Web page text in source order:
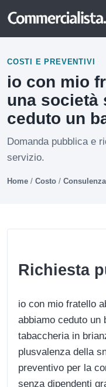
COSTI E PREVENTIVI
io con mio
una società
ceduto un
Domanda pubblica e
servizio.
Home / Costo /
Richiesta
io con mio fratello
abbiamo ceduto un
tabaccheria in
plusvalenza della
preventivo per la
senza dipendenti